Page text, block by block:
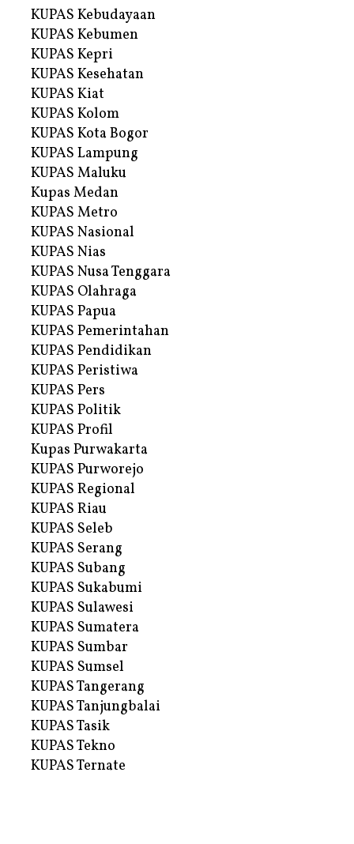
KUPAS Kebudayaan
KUPAS Kebumen
KUPAS Kepri
KUPAS Kesehatan
KUPAS Kiat
KUPAS Kolom
KUPAS Kota Bogor
KUPAS Lampung
KUPAS Maluku
Kupas Medan
KUPAS Metro
KUPAS Nasional
KUPAS Nias
KUPAS Nusa Tenggara
KUPAS Olahraga
KUPAS Papua
KUPAS Pemerintahan
KUPAS Pendidikan
KUPAS Peristiwa
KUPAS Pers
KUPAS Politik
KUPAS Profil
Kupas Purwakarta
KUPAS Purworejo
KUPAS Regional
KUPAS Riau
KUPAS Seleb
KUPAS Serang
KUPAS Subang
KUPAS Sukabumi
KUPAS Sulawesi
KUPAS Sumatera
KUPAS Sumbar
KUPAS Sumsel
KUPAS Tangerang
KUPAS Tanjungbalai
KUPAS Tasik
KUPAS Tekno
KUPAS Ternate